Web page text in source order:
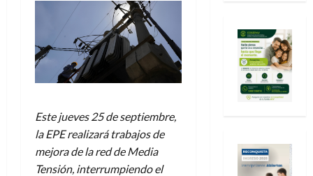
Este jueves 25 de septiembre,
la EPE realizará trabajos de
mejora de la red de Media
Tensión, interrumpiendo el